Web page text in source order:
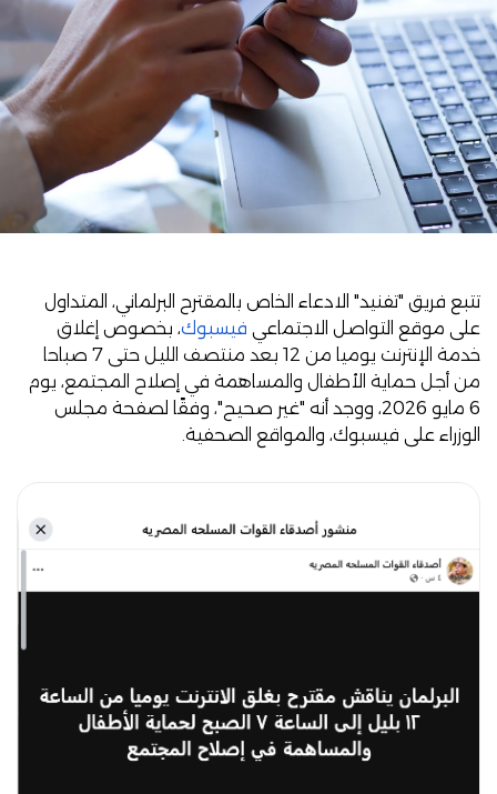
تتبع فريق "تفنيد" الادعاء الخاص بالمقترح البرلماني، المتداول
على موقع التواصل الاجتماعي فيسبوك، بخصوص إغلاق
خدمة الإنترنت يوميا من 12 بعد منتصف الليل حتى 7 صباحا
من أجل حماية الأطفال والمساهمة في إصلاح المجتمع، يوم
6 مايو 2026، ووجد أنه "غير صحيح"، وفقًا لصفحة مجلس
الوزراء على فيسبوك، والمواقع الصحفية.